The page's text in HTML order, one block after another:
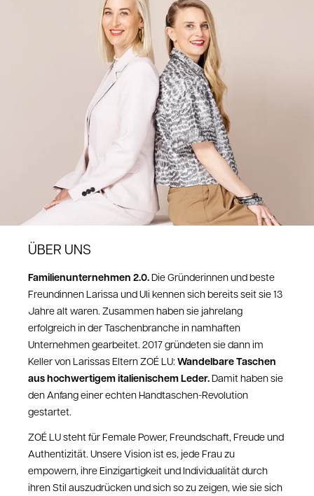
ÜBER UNS
Familienunternehmen 2.0.Die Gründerinnen und beste
Freundinnen Larissa und Uli kennen sich bereits seit sie 13
Jahre alt waren. Zusammen haben sie jahrelang
erfolgreich in der Taschenbranche in namhaften
Unternehmen gearbeitet. 2017 gründeten sie dann im
Keller von Larissas Eltern ZOÉ LU:Wandelbare Taschen
aus hochwertigem italienischem Leder.Damit haben sie
den Anfang einer echten Handtaschen-Revolution
gestartet.
ZOÉ LU steht für Female Power, Freundschaft, Freude und
Authentizität. Unsere Vision ist es, jede Frau zu
empowern, ihre Einzigartigkeit und Individualität durch
ihren Stil auszudrücken und sich so zu zeigen, wie sie sich